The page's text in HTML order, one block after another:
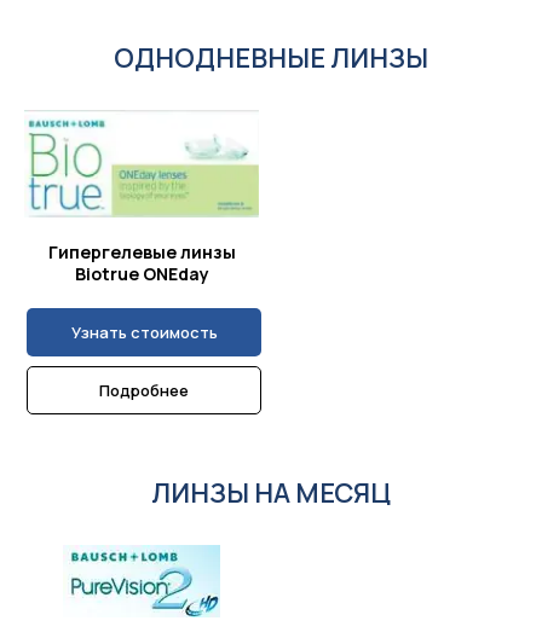
ОДНОДНЕВНЫЕ ЛИНЗЫ
Гипергелевые линзы
Biotrue ONEday
Узнать стоимость
Подробнее
ЛИНЗЫ НА МЕСЯЦ